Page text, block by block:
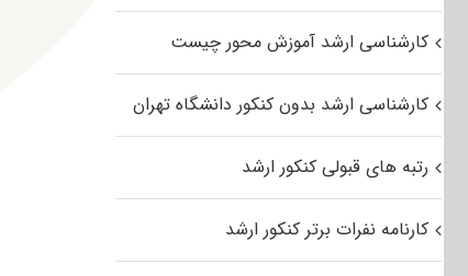
کارشناسی ارشد آموزش محور چیست
کارشناسی ارشد بدون کنکور دانشگاه تهران
رتبه های قبولی کنکور ارشد
کارنامه نفرات برتر کنکور ارشد